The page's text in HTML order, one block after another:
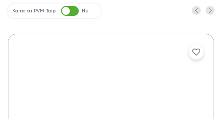
Kaina su PVM Taip Ne